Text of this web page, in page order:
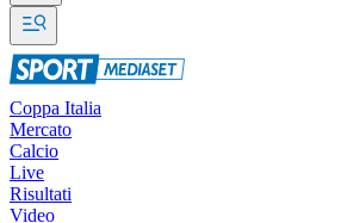
Coppa Italia
Mercato
Calcio
Live
Risultati
Video